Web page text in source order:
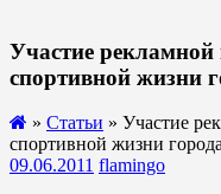
Участие
спортивной жизни
» Статьи » Участие
спортивной жизни
09.06.2011 flamingo